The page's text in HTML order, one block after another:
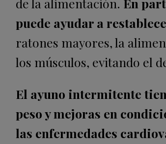
de la alimentación. En
puede ayudar a
ratones mayores, la
los músculos, evitando el
El ayuno intermitente
peso y mejoras en
las enfermedades